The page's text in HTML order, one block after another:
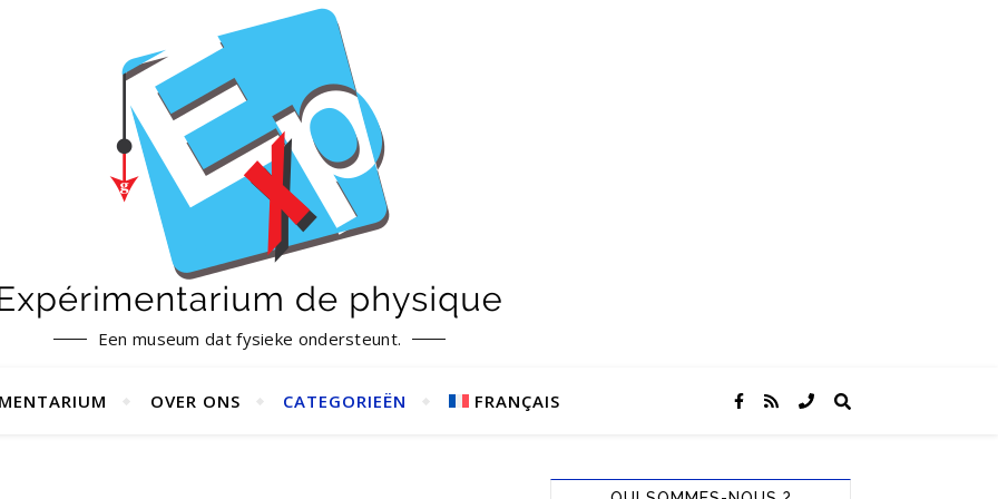
Een museum dat fysieke ondersteunt.
OVER ONS CATEGORIEËN FRANÇAIS